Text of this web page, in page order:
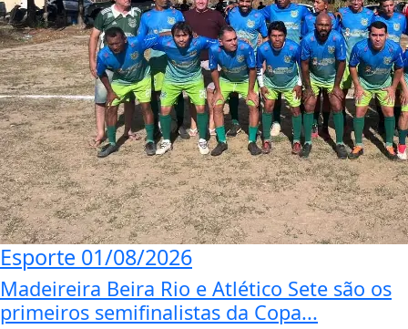
Esporte 01/08/2026
Madeireira Beira Rio e Atlético Sete são os
primeiros semifinalistas da Copa...